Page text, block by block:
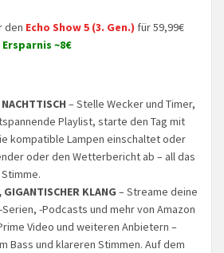
den Echo Show 5 (3. Gen.) für 59,99€
Ersparnis ~8€
– Stelle Wecker und Timer,
Playlist, starte den Tag mit
kompatible Lampen einschaltet oder
oder den Wetterbericht ab – all das
GIGANTISCHER KLANG – Streame deine
-Podcasts und mehr von Amazon
Video und weiteren Anbietern –
Bass und klareren Stimmen. Auf dem